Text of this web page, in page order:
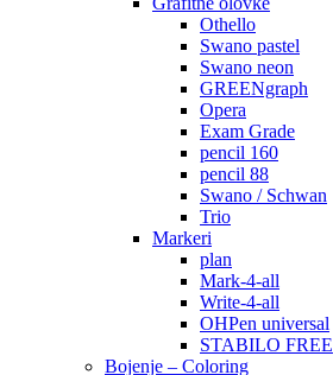
Othello
Swano pastel
Swano neon
GREENgraph
Opera
Exam Grade
pencil 160
pencil 88
Swano / Schwan
Trio
Markeri
plan
Mark-4-all
Write-4-all
OHPen universal
STABILO FREE
Bojenje – Coloring